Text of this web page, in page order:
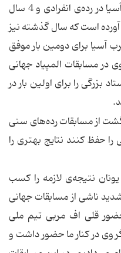
سوم مسابقات قهرمانی بزرگسالان آسیا در رده‌ی انفرادی و 4 سال
آورده است كه سال گذشته نیز
آسیا برای دومین بار موفق
مسابقات المپیاد جهانی
بزرگی را برای اولین بار در
از مسابقات رده‌های سنی
حفظ كنند نتایج بهتری را
نتیجه‌ی لازمه را كسب
ناشی از مسابقات جهانی
قلی اف مربی تیم ملی
وی در كنار ما حضور داشت و